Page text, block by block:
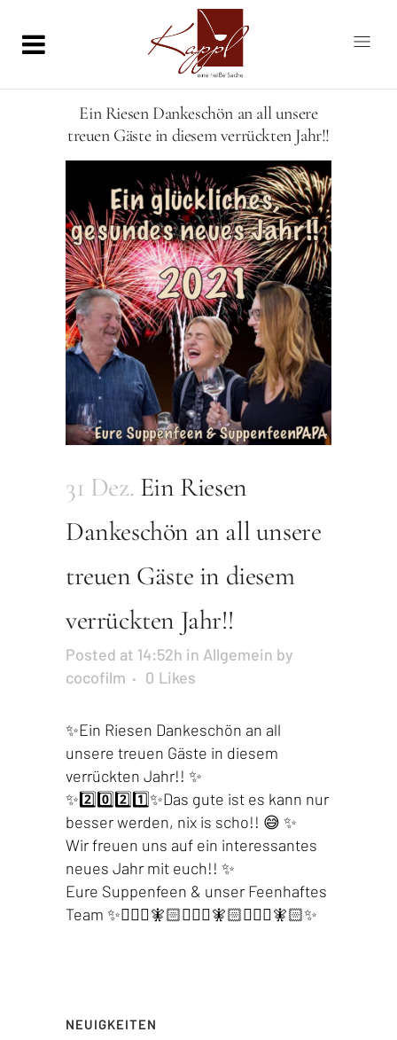
Ein Riesen Dankeschön an all unsere
treuen Gäste in diesem verrückten Jahr!!
31 Dez. Ein Riesen
Dankeschön an all unsere
treuen Gäste in diesem
verrückten Jahr!!
Posted at 14:52h in Allgemein by
cocofilm
0 Likes
✨Ein Riesen Dankeschön an all
unsere treuen Gäste in diesem
verrückten Jahr!! ✨
✨2️⃣0️⃣2️⃣1️⃣✨Das gute ist es kann nur
besser werden, nix is scho!! 😅 ✨
Wir freuen uns auf ein interessantes
neues Jahr mit euch!! ✨
Eure Suppenfeen & unser Feenhaftes
Team ✨🧚🏻‍♀️🧚🏻🧚🏻‍♀️🧚🏻🧚🏻‍♀️🧚🏻✨
NEUIGKEITEN